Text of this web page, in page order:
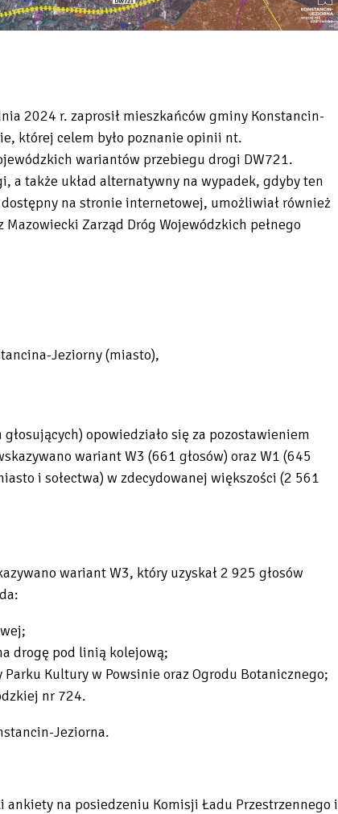
2024 r. zaprosił mieszkańców gminy Konstancin-
której celem było poznanie opinii nt.
wariantów przebiegu drogi DW721.
a także układ alternatywny na wypadek, gdyby ten
na stronie internetowej, umożliwiał również
Zarząd Dróg Wojewódzkich pełnego
Jeziorny (miasto),
opowiedziało się za pozostawieniem
wariant W3 (661 głosów) oraz W1 (645
i sołectwa) w zdecydowanej większości (2 561
wariant W3, który uzyskał 2 925 głosów
drogę pod linią kolejową;
Kultury w Powsinie oraz Ogrodu Botanicznego;
nr 724.
Jeziorna.
na posiedzeniu Komisji Ładu Przestrzennego i